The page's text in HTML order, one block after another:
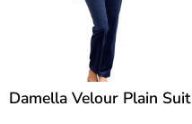
Damella Velour Plain Suit